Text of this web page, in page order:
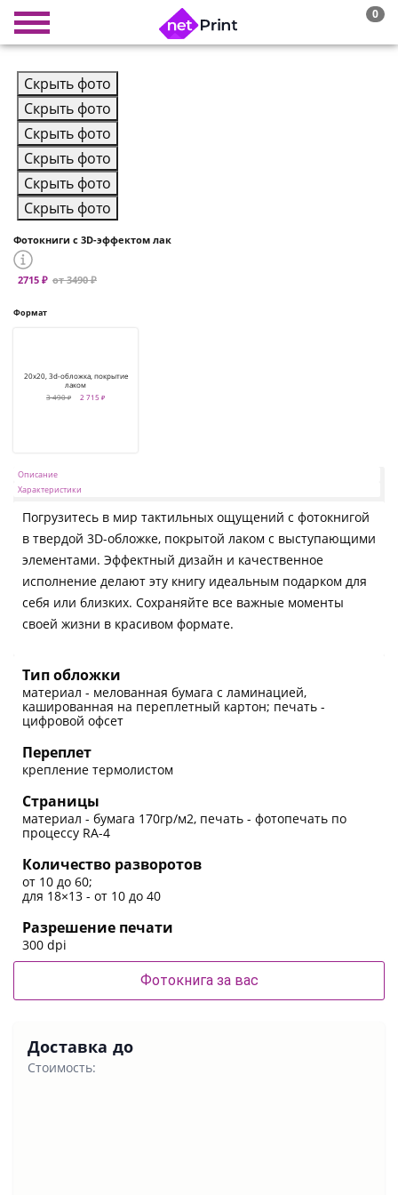
0
Скрыть фото
Скрыть фото
Скрыть фото
Скрыть фото
Скрыть фото
Скрыть фото
Фотокниги с 3D-эффектом лак
2715 ₽ от 3490 ₽
Формат
20x20, 3d-обложка, покрытие
лаком
3 490 ₽
2 715 ₽
Описание
Характеристики
Погрузитесь в мир тактильных ощущений с фотокнигой
в твердой 3D-обложке, покрытой лаком с выступающими
элементами. Эффектный дизайн и качественное
исполнение делают эту книгу идеальным подарком для
себя или близких. Сохраняйте все важные моменты
своей жизни в красивом формате.
Тип обложки
материал - мелованная бумага с ламинацией,
кашированная на переплетный картон; печать -
цифровой офсет
Переплет
крепление термолистом
Страницы
материал - бумага 170гр/м2, печать - фотопечать по
процессу RA-4
Количество разворотов
от 10 до 60;
для 18×13 - от 10 до 40
Разрешение печати
300 dpi
Фотокнига за вас
Доставка до
Стоимость: